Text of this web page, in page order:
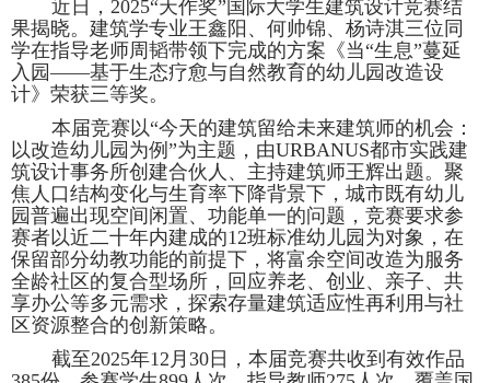
近日，2025“天作奖”国际大学生建筑设计竞赛结
果揭晓。建筑学专业王鑫阳、何帅锦、杨诗淇三位同
学在指导老师周韬带领下完成的方案《当“生息”蔓延
入园——基于生态疗愈与自然教育的幼儿园改造设
计》荣获三等奖。
本届竞赛以“今天的建筑留给未来建筑师的机会：
以改造幼儿园为例”为主题，由URBANUS都市实践建
筑设计事务所创建合伙人、主持建筑师王辉出题。聚
焦人口结构变化与生育率下降背景下，城市既有幼儿
园普遍出现空间闲置、功能单一的问题，竞赛要求参
赛者以近二十年内建成的12班标准幼儿园为对象，在
保留部分幼教功能的前提下，将富余空间改造为服务
全龄社区的复合型场所，回应养老、创业、亲子、共
享办公等多元需求，探索存量建筑适应性再利用与社
区资源整合的创新策略。
截至2025年12月30日，本届竞赛共收到有效作品